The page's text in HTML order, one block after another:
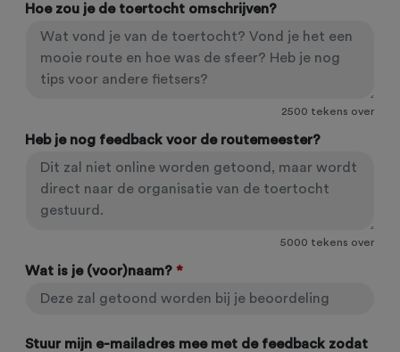
Hoe zou je de toertocht omschrijven?
2500 tekens over
Heb je nog feedback voor de routemeester?
5000 tekens over
Wat is je (voor)naam? *
Stuur mijn e-mailadres mee met de feedback zodat